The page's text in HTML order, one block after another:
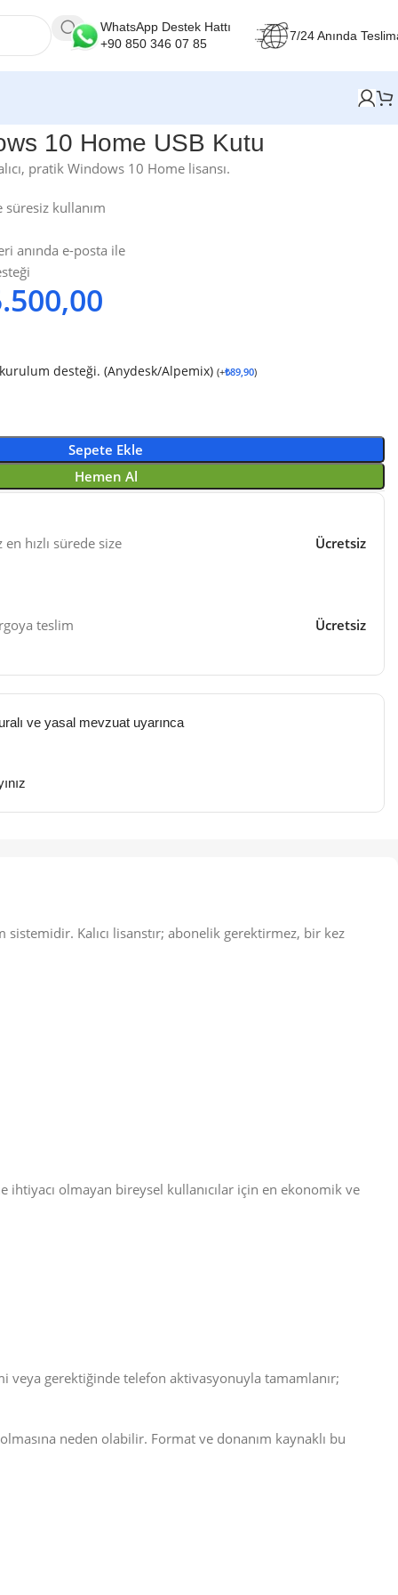
WhatsApp Destek Hattı
+90 850 346 07 85
7/24 Anında
10 Home USB Kutu
pratik Windows 10 Home lisansı.
kullanım
anında e-posta ile
desteği. (Anydesk/Alpemix) (+₺89,90)
Sepete Ekle
Hemen Al
hızlı sürede size
Ücretsiz
teslim
Ücretsiz
ve yasal mevzuat uyarınca
Kalıcı lisanstır; abonelik gerektirmez, bir kez
olmayan bireysel kullanıcılar için en ekonomik ve
veya gerektiğinde telefon aktivasyonuyla tamamlanır;
neden olabilir. Format ve donanım kaynaklı bu